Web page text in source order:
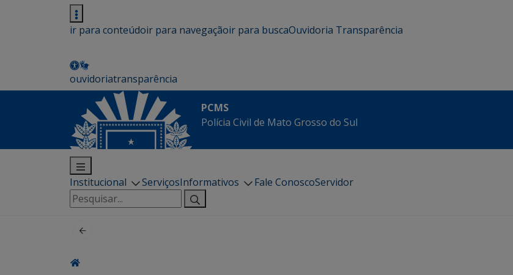
ir para conteúdoir para navegaçãoir para buscaOuvidoria Transparência
ouvidoriatransparência
PCMS
Polícia Civil de Mato Grosso do Sul
Institucional ServiçosInformativos Fale ConoscoServidor
Pesquisar
por: